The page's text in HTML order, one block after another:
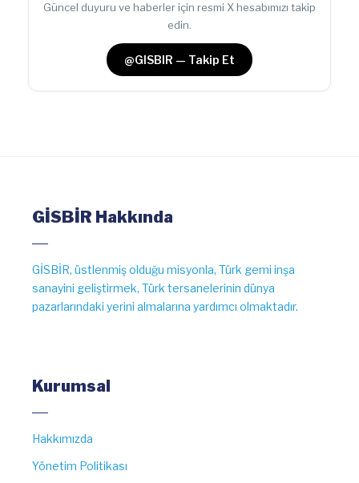
Güncel duyuru ve haberler için resmi X hesabımızı takip
edin.
@GISBIR — Takip Et
GİSBİR Hakkında
GİSBİR, üstlenmiş olduğu misyonla, Türk gemi inşa
sanayini geliştirmek, Türk tersanelerinin dünya
pazarlarındaki yerini almalarına yardımcı olmaktadır.
Kurumsal
Hakkımızda
Yönetim Politikası